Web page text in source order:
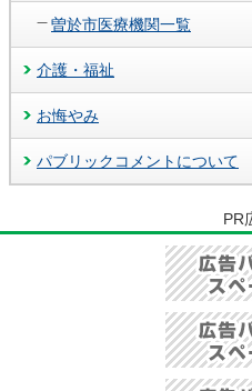
曽於市医療機関一覧
介護・福祉
お悔やみ
パブリックコメントについて
PR